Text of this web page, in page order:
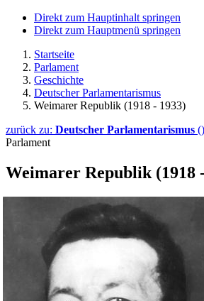
Direkt zum Hauptinhalt springen
Direkt zum Hauptmenü springen
Startseite
Parlament
Geschichte
Deutscher Parlamentarismus
Weimarer Republik (1918 - 1933)
zurück zu: Deutscher Parlamentarismus ()
Parlament
Weimarer Republik (1918